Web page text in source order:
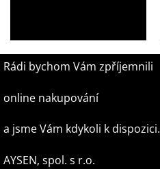
Rádi bychom Vám zpříjemnili
online nakupování
a jsme Vám kdykoli k dispozici.
AYSEN, spol. s r.o.